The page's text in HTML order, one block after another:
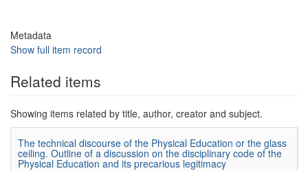
Metadata
Show full item record
Related items
Showing items related by title, author, creator and subject.
The technical discourse of the Physical Education or the glass
ceiling. Outline of a discussion on the disciplinary code of the
Physical Education and its precarious legitimacy